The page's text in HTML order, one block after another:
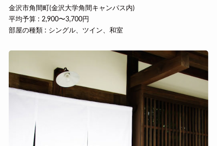
金沢市角間町(金沢大学角間キャンパス内)
平均予算 : 2,900〜3,700円
部屋の種類 : シングル、ツイン、和室